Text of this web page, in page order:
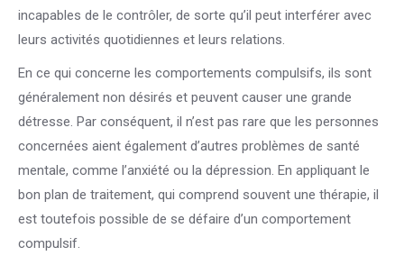
incapables de le contrôler, de sorte qu’il peut interférer avec
leurs activités quotidiennes et leurs relations.
En ce qui concerne les comportements compulsifs, ils sont
généralement non désirés et peuvent causer une grande
détresse. Par conséquent, il n’est pas rare que les personnes
concernées aient également d’autres problèmes de santé
mentale, comme l’anxiété ou la dépression. En appliquant le
bon plan de traitement, qui comprend souvent une thérapie, il
est toutefois possible de se défaire d’un comportement
compulsif.